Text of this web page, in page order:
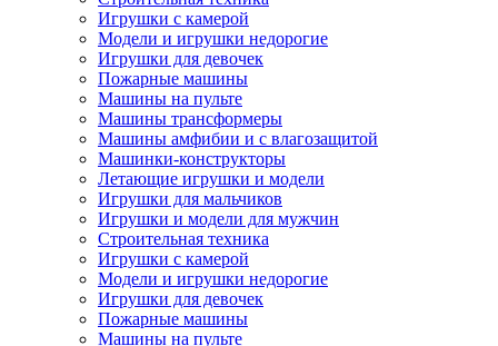
Игрушки с камерой
Модели и игрушки недорогие
Игрушки для девочек
Пожарные машины
Машины на пульте
Машины трансформеры
Машины амфибии и с влагозащитой
Машинки-конструкторы
Летающие игрушки и модели
Игрушки для мальчиков
Игрушки и модели для мужчин
Строительная техника
Игрушки с камерой
Модели и игрушки недорогие
Игрушки для девочек
Пожарные машины
Машины на пульте